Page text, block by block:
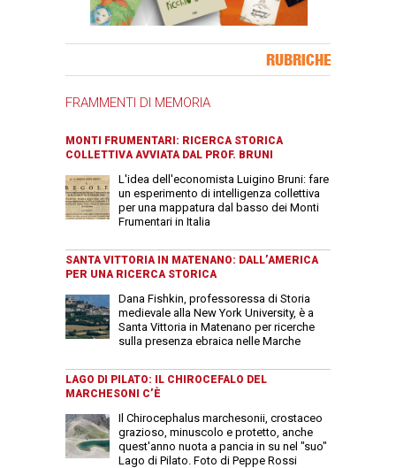
RUBRICHE
FRAMMENTI DI MEMORIA
MONTI FRUMENTARI: RICERCA STORICA
COLLETTIVA AVVIATA DAL PROF. BRUNI
L'idea dell'economista Luigino Bruni: fare
un esperimento di intelligenza collettiva
per una mappatura dal basso dei Monti
Frumentari in Italia
SANTA VITTORIA IN MATENANO: DALL’AMERICA
PER UNA RICERCA STORICA
Dana Fishkin, professoressa di Storia
medievale alla New York University, è a
Santa Vittoria in Matenano per ricerche
sulla presenza ebraica nelle Marche
LAGO DI PILATO: IL CHIROCEFALO DEL
MARCHESONI C’È
Il Chirocephalus marchesonii, crostaceo
grazioso, minuscolo e protetto, anche
quest'anno nuota a pancia in su nel "suo"
Lago di Pilato. Foto di Peppe Rossi